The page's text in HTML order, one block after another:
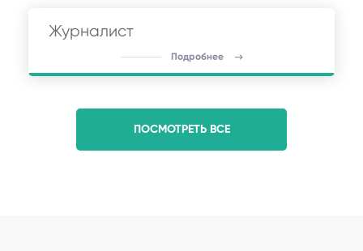
Журналист
Подробнее
ПОСМОТРЕТЬ ВСЕ